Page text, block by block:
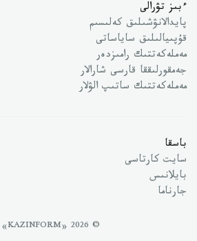
ءبىز تۋرالى
پايدالانۋشىلىق كەلىسىم
قۇپىيالىلىق ساياساتى
مەملەكەتتىك رامىزدەر
جەمقورلىققا قارسى شارالار
مەملەكەتتىك ساتىپ الۋلار
باسقا
سايت كارتاسى
بايلانىس
جارناما
© 2026 «KAZINFORM» حاق